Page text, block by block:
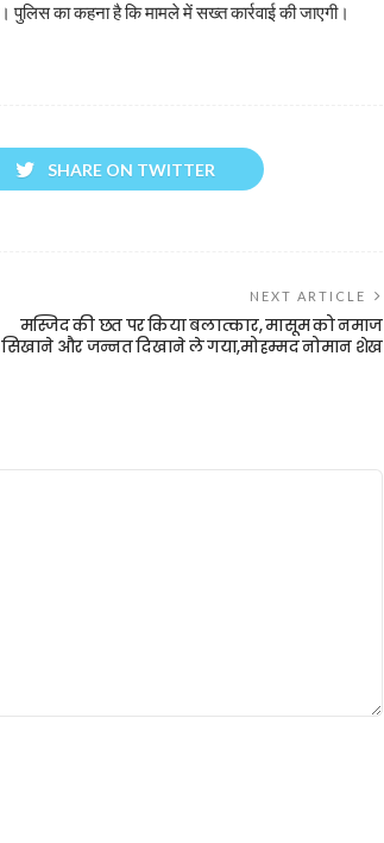
का कहना है कि मामले में सख्त कार्रवाई की जाएगी।
SHARE ON TWITTER
NEXT ARTICLE
मस्जिद की छत पर किया बलात्कार, मासूम को नमाज
सिखाने और जन्नत दिखाने ले गया,मोहम्मद नोमान शेख